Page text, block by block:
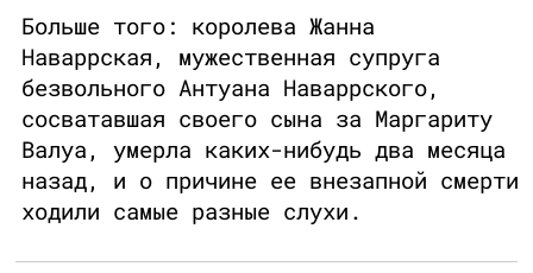
Больше того: королева Жанна
Наваррская, мужественная супруга
безвольного Антуана Наваррского,
сосватавшая своего сына за Маргариту
Валуа, умерла каких-нибудь два месяца
назад, и о причине ее внезапной смерти
ходили самые разные слухи.